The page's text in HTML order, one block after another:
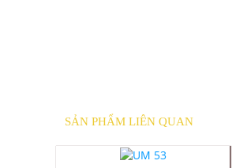
SẢN PHẨM LIÊN QUAN